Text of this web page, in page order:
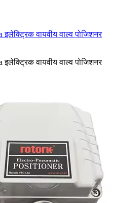
वायवीय वाल्व पोजिशनर
वायवीय वाल्व पोजिशनर